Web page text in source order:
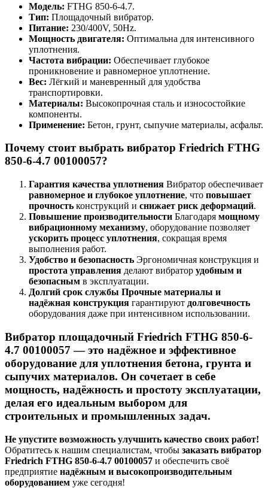
Модель: FTHG 850-6-4.7.
Тип: Площадочный вибратор.
Питание: 230/400V, 50Hz.
Мощность двигателя: Оптимальна для интенсивного
уплотнения.
Частота вибрации: Обеспечивает глубокое
проникновение и равномерное уплотнение.
Вес: Лёгкий и маневренный для удобства
транспортировки.
Материалы: Высокопрочная сталь и износостойкие
компоненты.
Применение: Бетон, грунт, сыпучие материалы, асфальт.
Почему стоит выбрать вибратор Friedrich FTHG
850-6-4.7 00100057?
Гарантия качества уплотнения Вибратор обеспечивает
равномерное и глубокое уплотнение, что повышает
прочность конструкций и снижает риск деформаций.
Повышение производительности Благодаря мощному
вибрационному механизму, оборудование позволяет
ускорить процесс уплотнения, сокращая время
выполнения работ.
Удобство и безопасность Эргономичная конструкция и
простота управления делают вибратор удобным и
безопасным в эксплуатации.
Долгий срок службы Прочные материалы и
надёжная конструкция гарантируют долговечность
оборудования даже при интенсивном использовании.
Вибратор площадочный Friedrich FTHG 850-6-
4.7 00100057 — это надёжное и эффективное
оборудование для уплотнения бетона, грунта и
сыпучих материалов. Он сочетает в себе
мощность, надёжность и простоту эксплуатации,
делая его идеальным выбором для
строительных и промышленных задач.
Не упустите возможность улучшить качество своих работ!
Обратитесь к нашим специалистам, чтобы заказать вибратор
Friedrich FTHG 850-6-4.7 00100057 и обеспечить своё
предприятие надёжным и высокопроизводительным
оборудованием уже сегодня!